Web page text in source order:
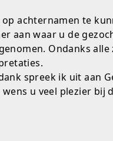
achternamen te
aan waar u de
Ondanks
spreek ik uit aan
u veel plezier bij